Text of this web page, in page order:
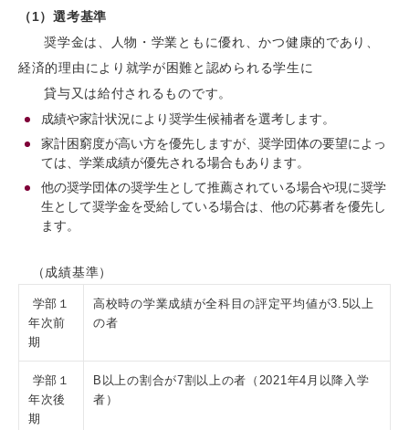
（1）選考基準
奨学金は、人物・学業ともに優れ、かつ健康的であり、
経済的理由により就学が困難と認められる学生に
貸与又は給付されるものです。
成績や家計状況により奨学生候補者を選考します。
家計困窮度が高い方を優先しますが、奨学団体の要望によっ
ては、学業成績が優先される場合もあります。
他の奨学団体の奨学生として推薦されている場合や現に奨学
生として奨学金を受給している場合は、他の応募者を優先し
ます。
（成績基準）
学部１
年次前
期
高校時の学業成績が全科目の評定平均値が3.5以上
の者
学部１
年次後
期
B以上の割合が7割以上の者（2021年4月以降入学
者）